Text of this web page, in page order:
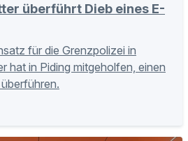
überführt Dieb eines E-
für die Grenzpolizei in
hat in Piding mitgeholfen, einen